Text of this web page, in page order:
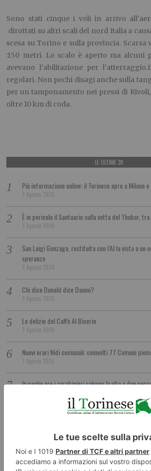
Sono stati cinque i voli in arrivo
dirottati su altri scali del nord Italia a
scesa su Torino e sulla provincia. Scarsa
:150 metri. Lo scalo è aperto ma
avevano l’abilitazione per
regolari. Non pochi disagi anche sulla
per un tamponamento nei pressi di
oltre 10 km di coda.
LE ULTIME 20
Più informazione online: il Torinese apre a Milano e
7 Agosto 2026
È in pericolo il Santuario sulla vetta del Thabor,
7 Agosto 2026
San Luigi Gonzaga, restituita con l’AI la vista a un
speranze
7 Agosto 2026
Chi dice Donald dice Danno?
7 Agosto 2026
Le delizie del Caffè Al Bicerin
7 Agosto 2026
Nuovi orari Nidi comunali: coinvolti 77 Comuni
7 Agosto 2026
In poche ore i carabinieri salvano la vita a due
Il fantasma del castello di Agliè
Pd: “Non pagati i lavoratori delle aziende che
7 Agosto 2026